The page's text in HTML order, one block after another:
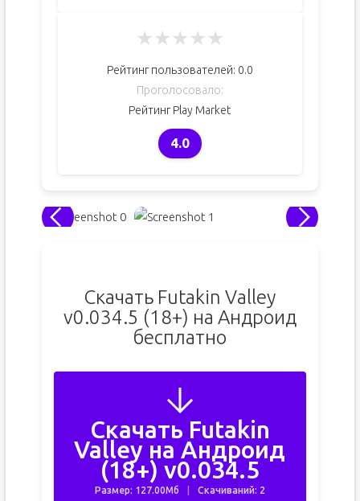
★★★★★
Рейтинг пользователей: 0.0
Проголосовало:
Рейтинг Play Market
4.0
Скачать Futakin Valley
v0.034.5 (18+) на Андроид
бесплатно
Скачать Futakin
Valley на Андроид
(18+) v0.034.5
Размер: 127.00Мб Скачиваний: 2